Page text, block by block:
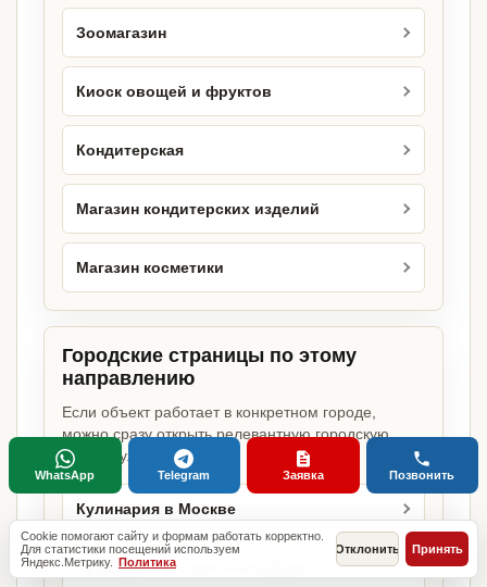
Зоомагазин
Киоск овощей и фруктов
Кондитерская
Магазин кондитерских изделий
Магазин косметики
Городские страницы по этому
направлению
Если объект работает в конкретном городе,
можно сразу открыть релевантную городскую
страницу.
Кулинария в Москве
Кулинария в Санкт-Петербурге
Cookie помогают сайту и формам работать корректно.
Для статистики посещений используем
Яндекс.Метрику. Политика
Отклонить Принять
WhatsApp Telegram Заявка Позвонить